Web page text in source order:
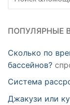
ПОПУЛЯРНЫЕ
Сколько по
бассейнов?
Система
Джакузи или